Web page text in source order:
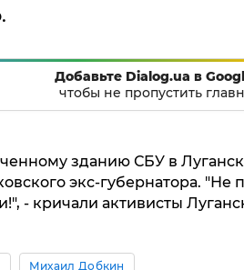
Добавьте Dialog.ua в
чтобы не пропустить
зданию СБУ в
экс-губернатора.
- кричали активисты
Михаил Добкин